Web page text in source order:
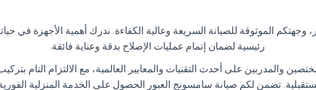
الموثوقة للصيانة السريعة وعالية الكفاءة. ندرك أهمية الأجهزة في
رئيسية لضمان إتمام عمليات الإصلاح بدقة وعناية فائقة.
والمدربين على أحدث التقنيات والمعايير العالمية، مع الالتزام التام
تضمن لكم صيانة سامسونج العبور الحصول على الخدمة المنزلية الفورية،